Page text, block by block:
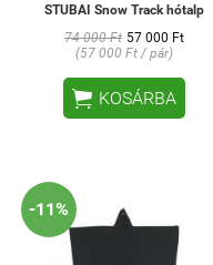
STUBAI Snow Track hótalp
74 000 Ft 57 000 Ft
(57 000 Ft / pár)
 KOSÁRBA
-11%